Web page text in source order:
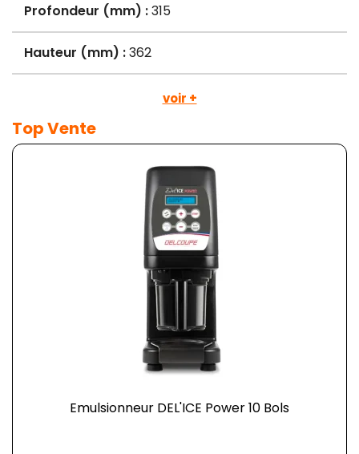
Profondeur (mm) :315
Hauteur (mm) :362
voir +
Top Vente
Emulsionneur DEL'ICE Power 10 Bols